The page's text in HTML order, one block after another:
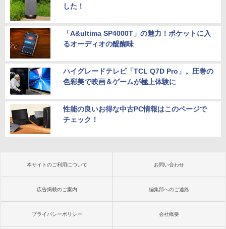
した！
「A&ultima SP4000T」の魅力！ポケットに入
るオーディオの醍醐味
ハイグレードテレビ「TCL Q7D Pro」。圧巻の
色彩美で映画＆ゲームが極上体験に
性能の良いお得な中古PC情報はこのページで
チェック！
本サイトのご利用について お問い合わせ
広告掲載のご案内 編集部へのご連絡
プライバシーポリシー 会社概要